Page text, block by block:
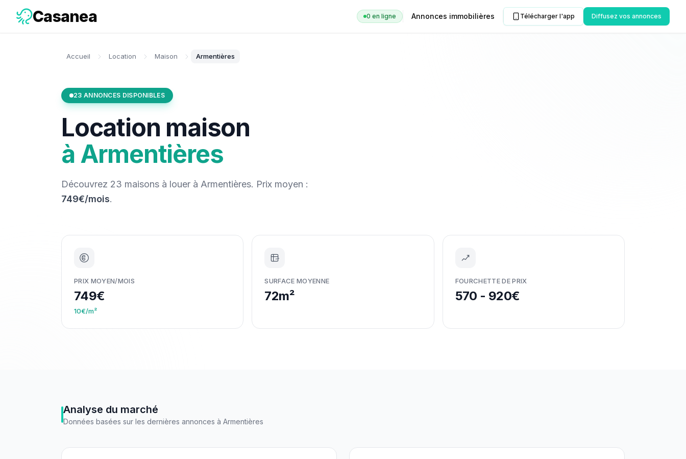
Casanea 0 en ligne Annonces immobilières Télécharger l'app Diffusez vos annonces
Accueil Location Maison Armentières
23 ANNONCES DISPONIBLES
Location maison
à Armentières
Découvrez 23 maisons à louer à Armentières. Prix moyen :
749€/mois.
PRIX MOYEN/MOIS
749€
10€/m²
m²
SURFACE MOYENNE
72m²
FOURCHETTE DE PRIX
570 - 920€
Analyse du marché
Données basées sur les dernières annonces à Armentières